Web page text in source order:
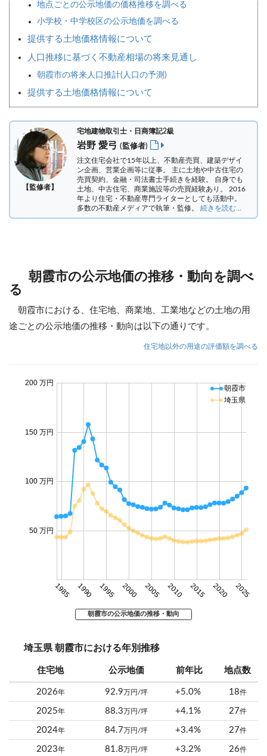
地点ごとの公示地価の価格推移を調べる
小学校・中学校区の公示地価を調べる
提供する土地価格情報について
人口推移に基づく不動産相場の将来見通し
朝霞市の将来人口推計(人口の予測)
提供する土地価格情報について
【監修者】
宅地建物取引士・日商簿記2級
岩野 愛弓 (監修者)
注文住宅会社で15年以上、不動産売買、建築デザイ
ン企画、営業企画等に従事。 主に土地や中古住宅の
売買契約、金融・司法書士手続きを経験。 自身でも
土地、中古住宅、商業施設等の売買経験あり。 2016
年より住宅・不動産専門ライターとしても活動中。
多数の不動産メディアで執筆・監修。 続きを読む...
朝霞市の公示地価の推移・動向を調べ
る
朝霞市における、住宅地、商業地、工業地などの土地の用
途ごとの公示地価の推移・動向は以下の通りです。
住宅地以外の用途の評価額を調べる
1985 1990 1995 2000 2005 2010 2015 2020 2025
50 万円
100 万円
150 万円
200 万円
朝霞市
埼玉県
朝霞市の公示地価の推移・動向
埼玉県 朝霞市における年別推移
住宅地 公示地価 前年比 地点数
2026年 92.9 万円/坪 +5.0% 18件
2025年 88.3 万円/坪 +4.1% 27件
2024年 84.7 万円/坪 +3.4% 27件
2023年 81.8 万円/坪 +3.2% 26件